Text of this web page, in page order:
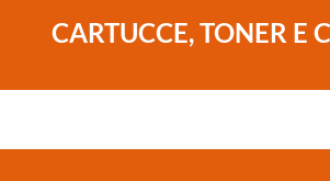
CARTUCCE, TONER E